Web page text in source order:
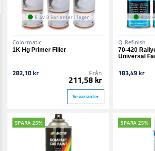
8 av 8 varianter i lager
Colormatic
1K Hg Primer Filler
282,10 kr Från
211,58 kr
Se varianter
4 av
Q-Refinish
70-420
Universal
183,49 kr
SPARA 25% SPARA 25%